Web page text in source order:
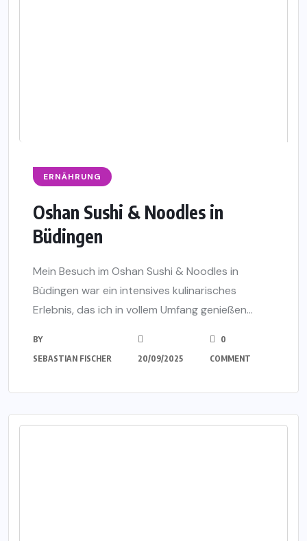
ERNÄHRUNG
Oshan Sushi & Noodles in
Büdingen
Mein Besuch im Oshan Sushi & Noodles in
Büdingen war ein intensives kulinarisches
Erlebnis, das ich in vollem Umfang genießen...
BY
SEBASTIAN FISCHER
20/09/2025
0
COMMENT